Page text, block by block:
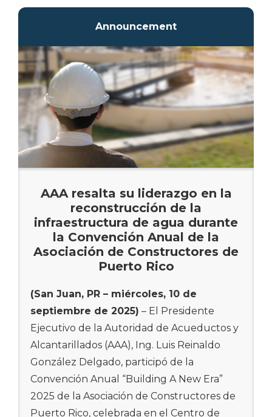
Además, forma parte de los planes
servicio confiable y de calidad a las
comunidades.
“Este proyecto representa mucho más que
una obra de infraestructura; es un ejemplo
concreto de nuestro compromiso con la
transformación de la Autoridad de
Acueductos y Alcantarillados. Cada fase
más moderno, eficiente y confiable, que
garantice a nuestras comunidades un
servicio digno y de calidad”, expresó
González Delgado.
Hasta la fecha, se han completado los
trabajos de instalación de tuberías y
registros sanitarios en las carreteras
municipales y en la PR-144. Actualmente,
las brigadas trabajan en la instalación de
tubería en el puente vehicular Línea Matei,
una de las fases críticas de la obra.
Se proyecta que este viernes, 12 de
septiembre, inicien los trabajos de
Announcement
AAA resalta su liderazgo en la
reconstrucción de la
infraestructura de agua durante
la Convención Anual de la
Asociación de Constructores de
Puerto Rico
(San Juan, PR – miércoles, 10 de
septiembre de 2025) – El Presidente
Ejecutivo de la Autoridad de Acueductos y
Alcantarillados (AAA), Ing. Luis Reinaldo
González Delgado, participó de la
Convención Anual “Building A New Era”
2025 de la Asociación de Constructores de
Puerto Rico, celebrada en el Centro de